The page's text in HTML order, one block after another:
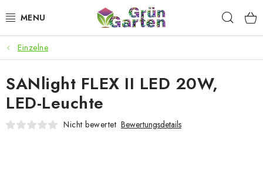
Inhalt
ANGEBOTE
LED PFLANZENLAMPEN
ANBAUBEDARF FÜR DEN HEIMANBAU
Einzelne
SANlight FLEX II LED 20W,
LED-Leuchte
Nicht bewertet Bewertungsdetails